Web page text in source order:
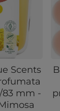
Scents
83 mm -